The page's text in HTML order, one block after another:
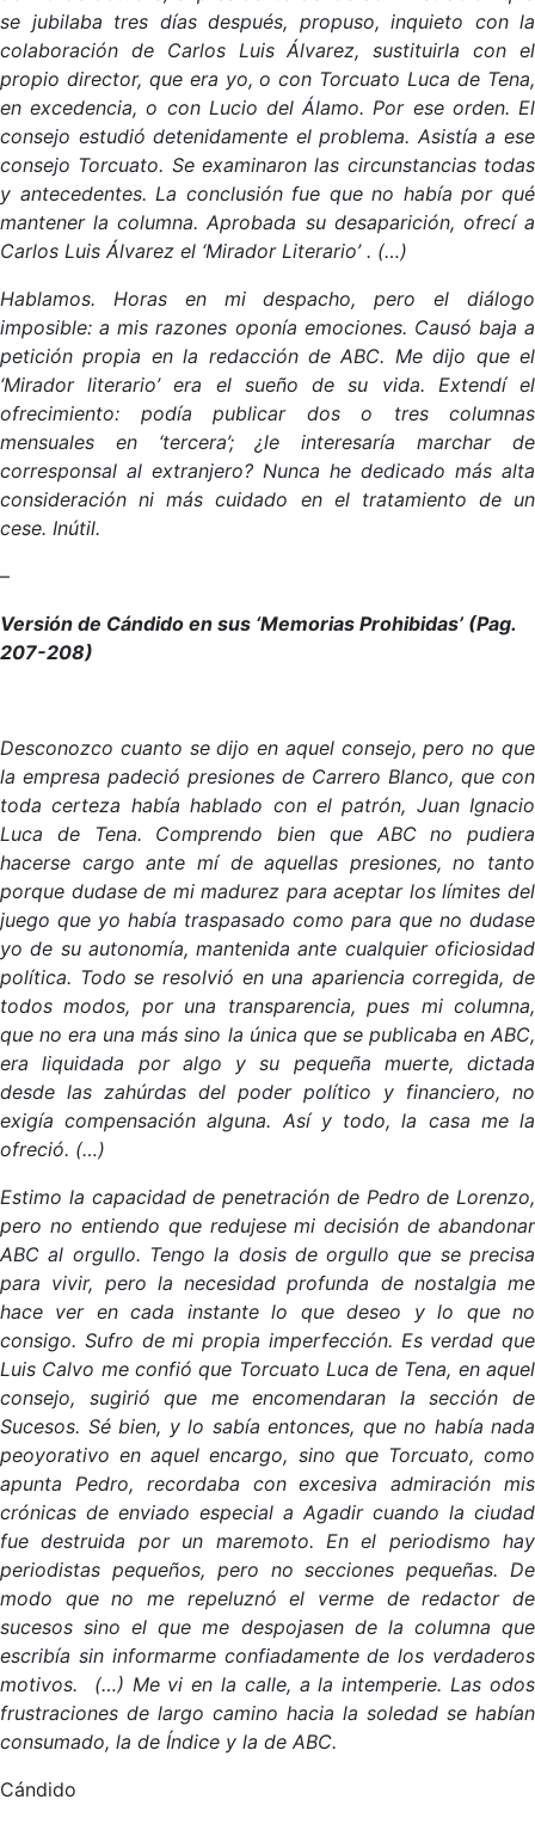
se jubilaba tres días después, propuso, inquieto con la
colaboración de Carlos Luis Álvarez, sustituirla con el
propio director, que era yo, o con Torcuato Luca de Tena,
en excedencia, o con Lucio del Álamo. Por ese orden. El
consejo estudió detenidamente el problema. Asistía a ese
consejo Torcuato. Se examinaron las circunstancias todas
y antecedentes. La conclusión fue que no había por qué
mantener la columna. Aprobada su desaparición, ofrecí a
Carlos Luis Álvarez el ‘Mirador Literario’ . (…)
Hablamos. Horas en mi despacho, pero el diálogo
imposible: a mis razones oponía emociones. Causó baja a
petición propia en la redacción de ABC. Me dijo que el
‘Mirador literario’ era el sueño de su vida. Extendí el
ofrecimiento: podía publicar dos o tres columnas
mensuales en ‘tercera’; ¿le interesaría marchar de
corresponsal al extranjero? Nunca he dedicado más alta
consideración ni más cuidado en el tratamiento de un
cese. Inútil.
–
Versión de Cándido en sus ‘Memorias Prohibidas’ (Pag.
207-208)
Desconozco cuanto se dijo en aquel consejo, pero no que
la empresa padeció presiones de Carrero Blanco, que con
toda certeza había hablado con el patrón, Juan Ignacio
Luca de Tena. Comprendo bien que ABC no pudiera
hacerse cargo ante mí de aquellas presiones, no tanto
porque dudase de mi madurez para aceptar los límites del
juego que yo había traspasado como para que no dudase
yo de su autonomía, mantenida ante cualquier oficiosidad
política. Todo se resolvió en una apariencia corregida, de
todos modos, por una transparencia, pues mi columna,
que no era una más sino la única que se publicaba en ABC,
era liquidada por algo y su pequeña muerte, dictada
desde las zahúrdas del poder político y financiero, no
exigía compensación alguna. Así y todo, la casa me la
ofreció. (…)
Estimo la capacidad de penetración de Pedro de Lorenzo,
pero no entiendo que redujese mi decisión de abandonar
ABC al orgullo. Tengo la dosis de orgullo que se precisa
para vivir, pero la necesidad profunda de nostalgia me
hace ver en cada instante lo que deseo y lo que no
consigo. Sufro de mi propia imperfección. Es verdad que
Luis Calvo me confió que Torcuato Luca de Tena, en aquel
consejo, sugirió que me encomendaran la sección de
Sucesos. Sé bien, y lo sabía entonces, que no había nada
peoyorativo en aquel encargo, sino que Torcuato, como
apunta Pedro, recordaba con excesiva admiración mis
crónicas de enviado especial a Agadir cuando la ciudad
fue destruida por un maremoto. En el periodismo hay
periodistas pequeños, pero no secciones pequeñas. De
modo que no me repeluznó el verme de redactor de
sucesos sino el que me despojasen de la columna que
escribía sin informarme confiadamente de los verdaderos
motivos. (…) Me vi en la calle, a la intemperie. Las odos
frustraciones de largo camino hacia la soledad se habían
consumado, la de Índice y la de ABC.
Cándido